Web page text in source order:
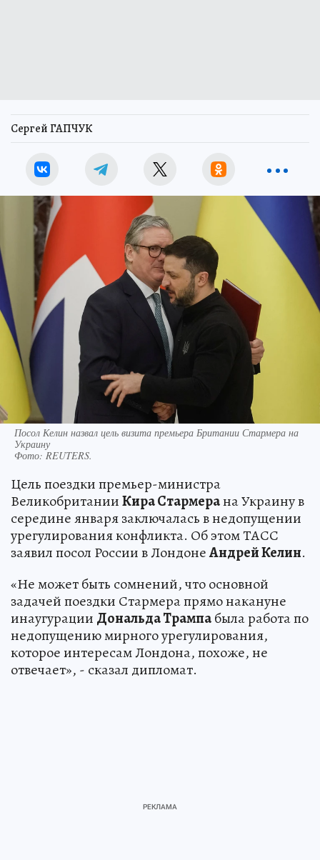
Сергей ГАПЧУК
Посол Келин назвал цель визита премьера Британии Стармера на
Украину
Фото: REUTERS.
Цель поездки премьер-министра
ВеликобританииКира Стармерана Украину в
середине января заключалась в недопущении
урегулирования конфликта. Об этом ТАСС
заявил посол России в ЛондонеАндрей Келин.
«Не может быть сомнений, что основной
задачей поездки Стармера прямо накануне
инаугурации Дональда Трампабыла работа по
недопущению мирного урегулирования,
которое интересам Лондона, похоже, не
отвечает», - сказал дипломат.